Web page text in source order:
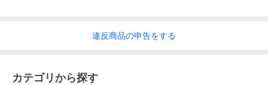
策としても。夏の間、さまざまなシーンで活躍してくれます。
違反商品の申告をする
カテゴリから探す